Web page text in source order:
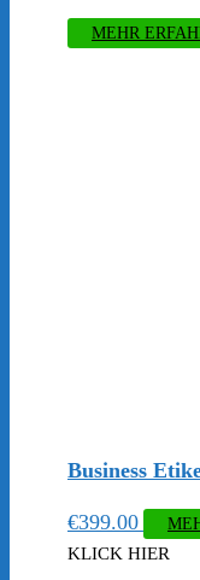
MEHR
Business
€399.00
KLICK HIER